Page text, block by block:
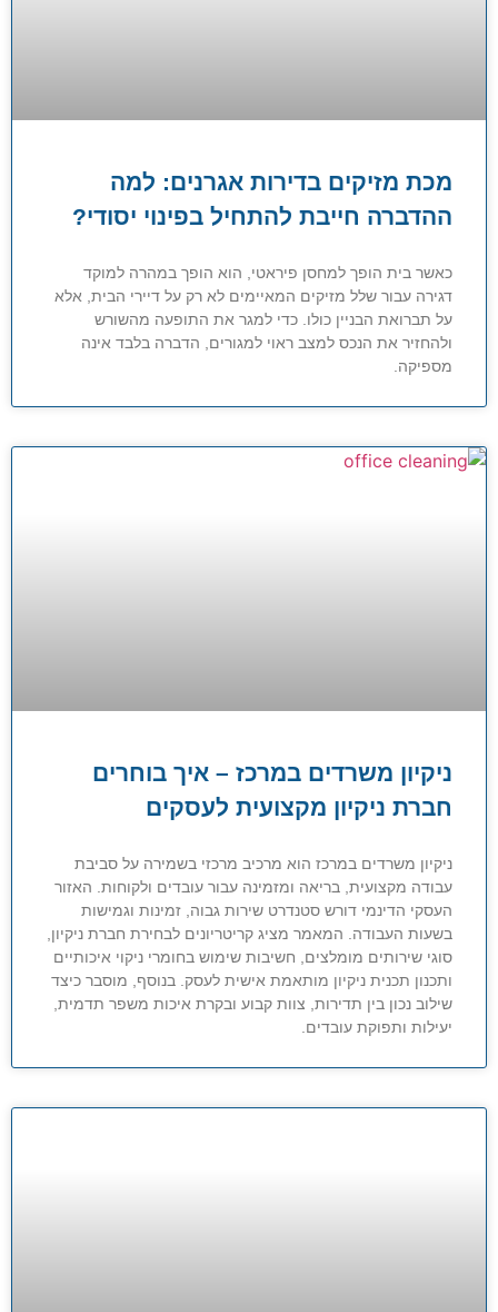
מכת מזיקים בדירות אגרנים: למה
ההדברה חייבת להתחיל בפינוי יסודי?
כאשר בית הופך למחסן פיראטי, הוא הופך במהרה למוקד
דגירה עבור שלל מזיקים המאיימים לא רק על דיירי הבית, אלא
על תברואת הבניין כולו. כדי למגר את התופעה מהשורש
ולהחזיר את הנכס למצב ראוי למגורים, הדברה בלבד אינה
מספיקה.
ניקיון משרדים במרכז – איך בוחרים
חברת ניקיון מקצועית לעסקים
ניקיון משרדים במרכז הוא מרכיב מרכזי בשמירה על סביבת
עבודה מקצועית, בריאה ומזמינה עבור עובדים ולקוחות. האזור
העסקי הדינמי דורש סטנדרט שירות גבוה, זמינות וגמישות
בשעות העבודה. המאמר מציג קריטריונים לבחירת חברת ניקיון,
סוגי שירותים מומלצים, חשיבות שימוש בחומרי ניקוי איכותיים
ותכנון תכנית ניקיון מותאמת אישית לעסק. בנוסף, מוסבר כיצד
שילוב נכון בין תדירות, צוות קבוע ובקרת איכות משפר תדמית,
יעילות ותפוקת עובדים.